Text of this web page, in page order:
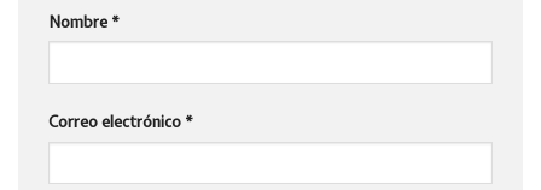
Nombre *
Correo electrónico *